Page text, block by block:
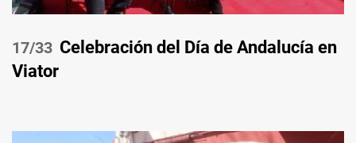
/33 Celebración del Día de Andalucía en
Viator